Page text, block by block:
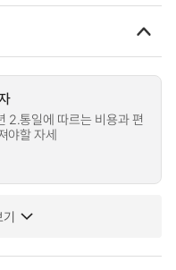
2.통일에 따르는 비용과 편
야할 자세
기